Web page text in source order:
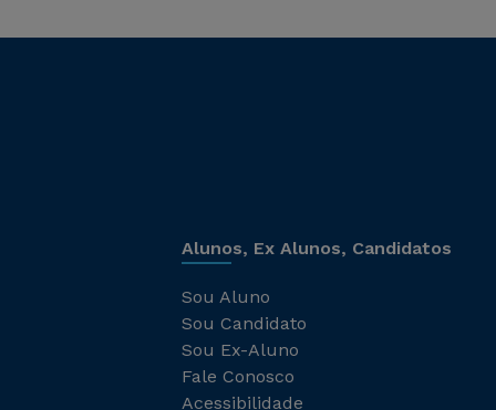
Alunos, Ex Alunos, Candidatos
Sou Aluno
Sou Candidato
Sou Ex-Aluno
Fale Conosco
Acessibilidade